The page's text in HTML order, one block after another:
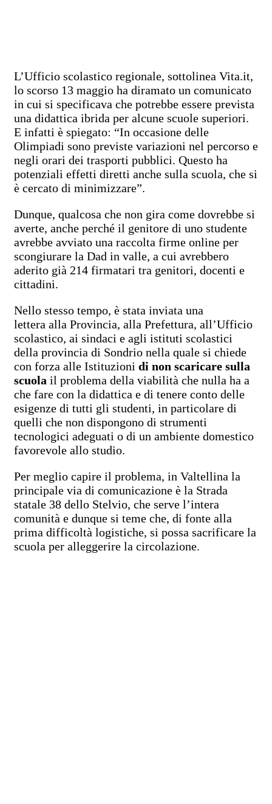
L’Ufficio scolastico regionale, sottolinea Vita.it,
lo scorso 13 maggio ha diramato un comunicato
in cui si specificava che potrebbe essere prevista
una didattica ibrida per alcune scuole superiori.
E infatti è spiegato: “In occasione delle
Olimpiadi sono previste variazioni nel percorso e
negli orari dei trasporti pubblici. Questo ha
potenziali effetti diretti anche sulla scuola, che si
è cercato di minimizzare”.
Dunque, qualcosa che non gira come dovrebbe si
averte, anche perché il genitore di uno studente
avrebbe avviato una raccolta firme online per
scongiurare la Dad in valle, a cui avrebbero
aderito già 214 firmatari tra genitori, docenti e
cittadini.
Nello stesso tempo, è stata inviata una
lettera alla Provincia, alla Prefettura, all’Ufficio
scolastico, ai sindaci e agli istituti scolastici
della provincia di Sondrio nella quale si chiede
con forza alle Istituzioni di non scaricare sulla
scuola il problema della viabilità che nulla ha a
che fare con la didattica e di tenere conto delle
esigenze di tutti gli studenti, in particolare di
quelli che non dispongono di strumenti
tecnologici adeguati o di un ambiente domestico
favorevole allo studio.
Per meglio capire il problema, in Valtellina la
principale via di comunicazione è la Strada
statale 38 dello Stelvio, che serve l’intera
comunità e dunque si teme che, di fonte alla
prima difficoltà logistiche, si possa sacrificare la
scuola per alleggerire la circolazione.